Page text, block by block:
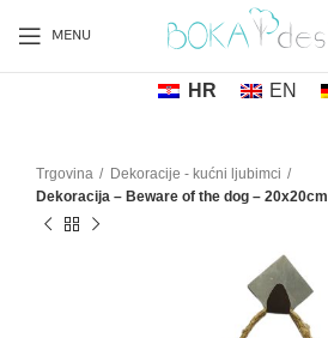
MENU
HR EN
Trgovina
Dekoracije - kućni ljubimci
Dekoracija – Beware of the dog – 20x20cm